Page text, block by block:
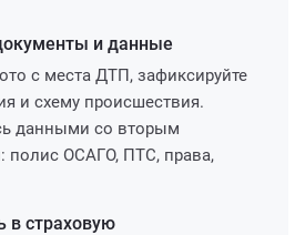
и данные
с места ДТП, зафиксируйте
и схему происшествия.
данными со вторым
полис ОСАГО, ПТС, права,
в страховую